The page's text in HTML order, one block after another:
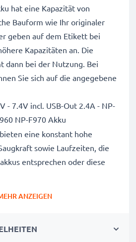
hat eine Kapazität von
Bauform wie Ihr originaler
geben auf dem Etikett bei
Kapazitäten an. Die
dann bei der Nutzung. Bei
Sie sich auf die angegebene
- 7.4V incl. USB-Out 2.4A - NP-
NP-F970 Akku
eine konstant hohe
sowie Laufzeiten, die
entsprechen oder diese
strengen und rigorosen Tests
ANZEIGEN